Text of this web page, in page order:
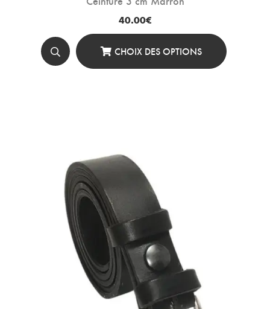
40.00€
CHOIX DES OPTIONS
Ce
Options
Peuvent
Être
Choisies
Sur
La
Page